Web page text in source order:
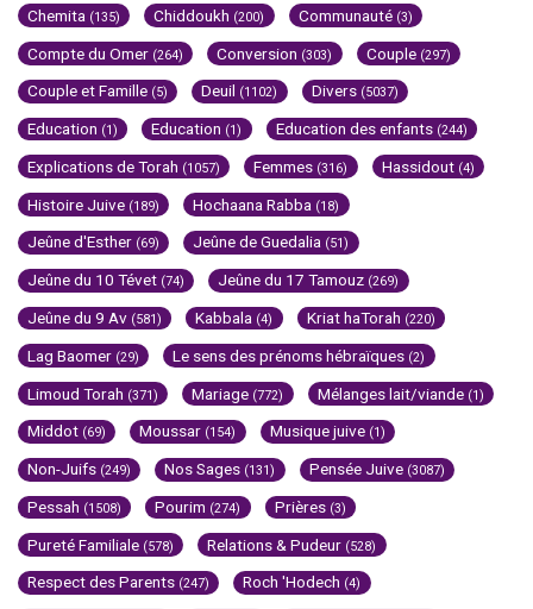
Chemita (135) Chiddoukh (200) Communauté (3)
Compte du Omer (264) Conversion (303) Couple (297)
Couple et Famille (5) Deuil (1102) Divers (5037)
Education (1) Education (1) Education des enfants (244)
Explications de Torah (1057) Femmes (316) Hassidout (4)
Histoire Juive (189) Hochaana Rabba (18)
Jeûne d'Esther (69) Jeûne de Guedalia (51)
Jeûne du 10 Tévet (74) Jeûne du 17 Tamouz (269)
Jeûne du 9 Av (581) Kabbala (4) Kriat haTorah (220)
Lag Baomer (29) Le sens des prénoms hébraïques (2)
Limoud Torah (371) Mariage (772) Mélanges lait/viande (1)
Middot (69) Moussar (154) Musique juive (1)
Non-Juifs (249) Nos Sages (131) Pensée Juive (3087)
Pessah (1508) Pourim (274) Prières (3)
Pureté Familiale (578) Relations & Pudeur (528)
Respect des Parents (247) Roch 'Hodech (4)